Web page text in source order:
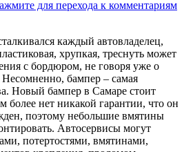
каждый автовладелец,
хрупкая, треснуть может
с бордюром, не говоря уже о
Несомненно, бампер – самая
Новый бампер в Самаре стоит
более нет никакой гарантии, что он
поэтому небольшие вмятины
Автосервисы могут
потертостями, вмятинами,